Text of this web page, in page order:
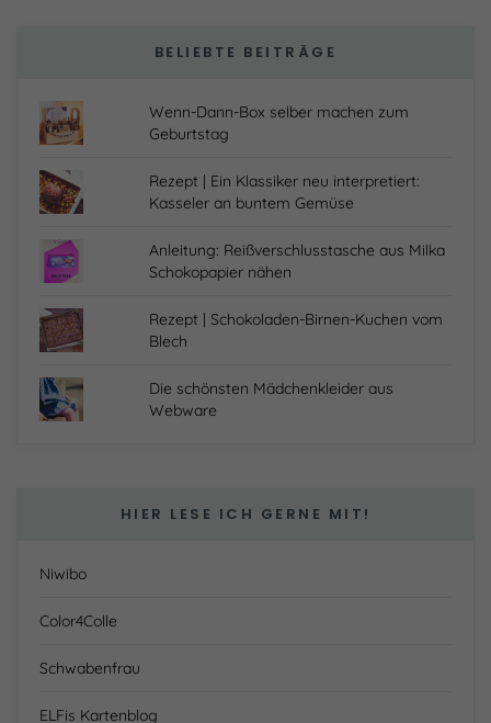
BELIEBTE BEITRÄGE
Wenn-Dann-Box selber machen zum
Geburtstag
Rezept | Ein Klassiker neu interpretiert:
Kasseler an buntem Gemüse
Anleitung: Reißverschlusstasche aus Milka
Schokopapier nähen
Rezept | Schokoladen-Birnen-Kuchen vom
Blech
Die schönsten Mädchenkleider aus
Webware
HIER LESE ICH GERNE MIT!
Niwibo
Color4Colle
Schwabenfrau
ELFis Kartenblog